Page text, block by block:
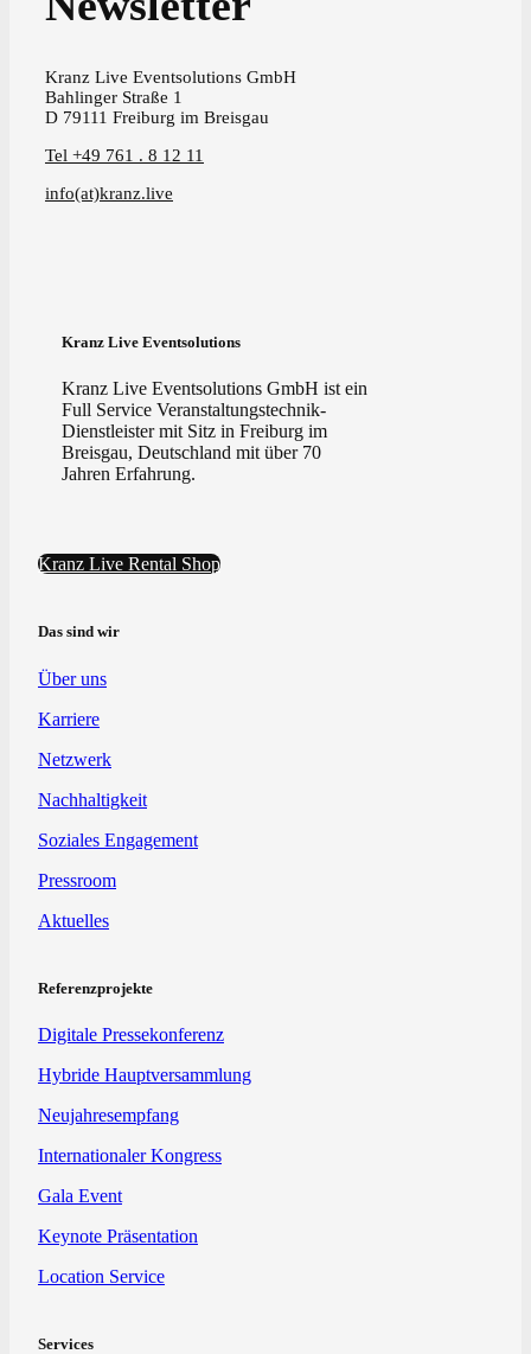
Kranz Live Eventsolutions GmbH
Bahlinger Straße 1
D 79111 Freiburg im Breisgau
Tel +49 761 . 8 12 11
info(at)kranz.live
Kranz Live Eventsolutions
Kranz Live Eventsolutions GmbH ist ein
Full Service Veranstaltungstechnik-
Dienstleister mit Sitz in Freiburg im
Breisgau, Deutschland mit über 70
Jahren Erfahrung.
Kranz Live Rental Shop
Das sind wir
Über uns
Karriere
Netzwerk
Nachhaltigkeit
Soziales Engagement
Pressroom
Aktuelles
Referenzprojekte
Digitale Pressekonferenz
Hybride Hauptversammlung
Neujahresempfang
Internationaler Kongress
Gala Event
Keynote Präsentation
Location Service
Services